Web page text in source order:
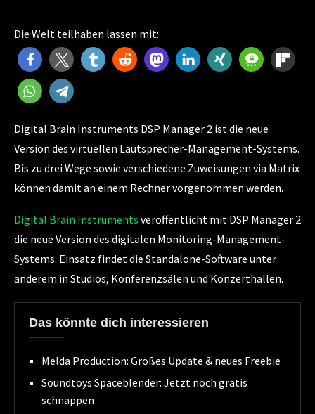
Die Welt teilhaben lassen mit:
Digital Brain Instruments DSP Manager 2 ist die neue
Version des virtuellen Lautsprecher-Management-Systems.
Bis zu drei Wege sowie verschiedene Zuweisungen via Matrix
können damit an einem Rechner vorgenommen werden.
Digital Brain Instruments veröffentlicht mit DSP Manager 2
die neue Version des digitalen Monitoring-Management-
Systems. Einsatz findet die Standalone-Software unter
anderem in Studios, Konferenzsälen und Konzerthallen.
Das könnte dich interessieren
Melda Production: Großes Update & neues Freebie
Soundtoys Spaceblender: Jetzt noch gratis
schnappen